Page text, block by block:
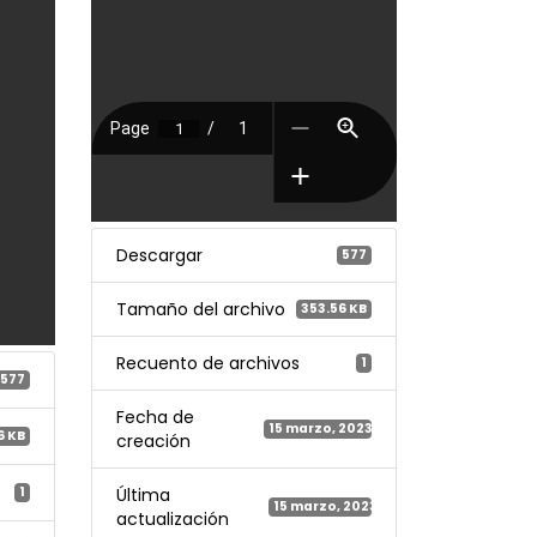
577
KB
1
Descargar 577
Tamaño del archivo 353.56 KB
Recuento de archivos 1
Fecha de
creación
15 marzo, 2023
Última
actualización
15 marzo, 2023